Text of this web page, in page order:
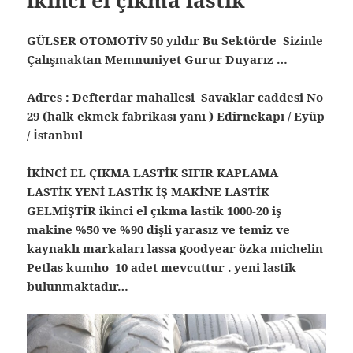
GÜLSER OTOMOTİV 50 yıldır Bu Sektörde Sizinle
Çalışmaktan Memnuniyet Gurur Duyarız …
Adres : Defterdar mahallesi Savaklar caddesi No
29 (halk ekmek fabrikası yanı ) Edirnekapı / Eyüp
/ İstanbul
İKİNCİ EL ÇIKMA LASTİK SIFIR KAPLAMA
LASTİK YENİ LASTİK İŞ MAKİNE LASTİK
GELMİŞTİR ikinci el çıkma lastik 1000-20 iş
makine %50 ve %90 dişli yarasız ve temiz ve
kaynaklı markaları lassa goodyear özka michelin
Petlas kumho 10 adet mevcuttur . yeni lastik
bulunmaktadır…